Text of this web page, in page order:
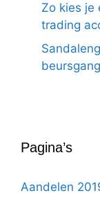
Zo kies je
trading
beursgang
Pagina’s
Aandelen